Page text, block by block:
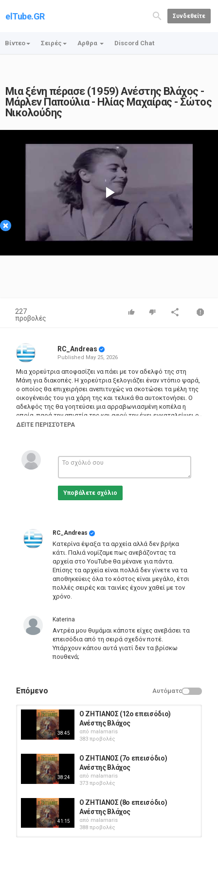
elTube.GR Συνδεθείτε
Βίντεο Σειρές Αρθρα Discord Chat
Μια ξένη πέρασε (1959) Ανέστης Βλάχος -
Μάρλεν Παπούλια - Ηλίας Μαχαίρας - Σώτος
Νικολούδης
×
Play
Video
227
προβολές
RC_Andreas
Published May 25, 2026
Μια χορεύτρια αποφασίζει να πάει με τον αδελφό της στη
Μάνη για διακοπές. Η χορεύτρια ξελογιάζει έναν ντόπιο ψαρά,
ο οποίος θα επιχειρήσει ανεπιτυχώς να σκοτώσει τα μέλη της
οικογένειάς του για χάρη της και τελικά θα αυτοκτονήσει. Ο
αδελφός της θα γοητεύσει μια αρραβωνιασμένη κοπέλα η
οποία, παρά την απιστία της και αφού την έχει εγκαταλείψει ο
νέος εραστής της, θα κερδίσει τη συγχώρεση από τον
Σκηνοθεσία: Ηλίας Μαχαίρας
Σενάριο: Καίτη Δετζώρτζη
Ανέστης Βλάχος
Κούλα Αγαγιώτου
Γίωργος Σπύρου
Θεόδωρος Μπριστόγιαννης
Γιώργος Γαλάτης
Γιώργος Καραγιώργος
Ζωή Ρουχωτά
Εύη Κωστοπούλου
Λάκης Άλκιμος
Κατηγορίες
Greek Films
ΔΕΊΤΕ ΠΕΡΙΣΣΌΤΕΡΑ
Υποβάλετε σχόλιο
RC_Andreas
Κατερίνα έψαξα τα αρχεία αλλά δεν βρήκα
κάτι. Παλιά νομίζαμε πως ανεβάζοντας τα
αρχεία στο YouTube θα μένανε για πάντα.
Επίσης τα αρχεία είναι πολλά δεν γίνετε να τα
αποθηκεύεις όλα το κόστος είναι μεγάλο, έτσι
πολλές σειρές και ταινίες έχουν χαθεί με τον
χρόνο.
Katerina
Αντρέα μου θυμάμαι κάποτε είχες ανεβάσει τα
επεισόδια από τη σειρά σχεδόν ποτέ.
Υπάρχουν κάπου αυτά γιατί δεν τα βρίσκω
πουθενά;
Επόμενο Αυτόματο
38:45
Ο ΖΗΤΙΑΝΟΣ (12o επεισόδιο)
Ανέστης Βλάχος
από malamaris
383 προβολές
38:24
Ο ΖΗΤΙΑΝΟΣ (7o επεισόδιο)
Ανέστης Βλάχος
από malamaris
373 προβολές
41:15
Ο ΖΗΤΙΑΝΟΣ (8o επεισόδιο)
Ανέστης Βλάχος
από malamaris
388 προβολές